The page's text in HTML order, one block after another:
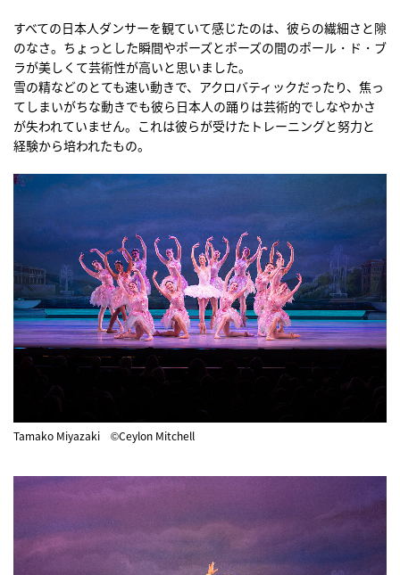
すべての日本人ダンサーを観ていて感じたのは、彼らの繊細さと隙
のなさ。ちょっとした瞬間やポーズとポーズの間のポール・ド・ブ
ラが美しくて芸術性が高いと思いました。
雪の精などのとても速い動きで、アクロバティックだったり、焦っ
てしまいがちな動きでも彼ら日本人の踊りは芸術的でしなやかさ
が失われていません。これは彼らが受けたトレーニングと努力と
経験から培われたもの。
Tamako Miyazaki ©Ceylon Mitchell